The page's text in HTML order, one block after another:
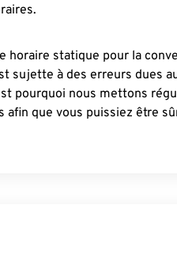
horaire statique pour la
sujette à des erreurs dues
pourquoi nous mettons
afin que vous puissiez être